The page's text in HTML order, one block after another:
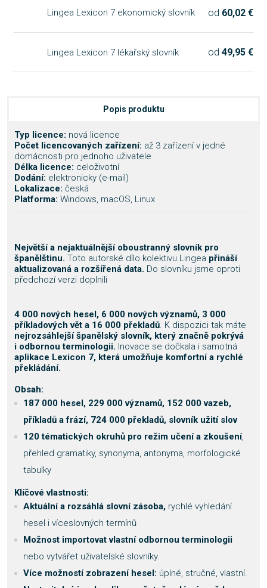
Lingea Lexicon 7 ekonomický slovník od 60,02 €
Lingea Lexicon 7 lékařský slovník od 49,95 €
Popis produktu
Typ licence: nová licence
Počet licencovaných zařízení: až 3 zařízení v jedné
domácnosti pro jednoho uživatele
Délka licence: celoživotní
Dodání: elektronicky (e-mail)
Lokalizace: česká
Platforma: Windows, macOS, Linux
Největší a nejaktuálnější oboustranný slovník pro
španělštinu. Toto autorské dílo kolektivu Lingea přináší
aktualizovaná a rozšířená data. Do slovníku jsme oproti
předchozí verzi doplnili
4 000 nových hesel, 6 000 nových významů, 3 000
příkladových vět a 16 000 překladů. K dispozici tak máte
nejrozsáhlejší španělský slovník, který značně pokrývá
i odbornou terminologii. Inovace se dočkala i samotná
aplikace Lexicon 7, která umožňuje komfortní a rychlé
překládání.
Obsah:
187 000 hesel, 229 000 významů, 152 000 vazeb,
příkladů a frází, 724 000 překladů, slovník užití slov
120 tématických okruhů pro režim učení a zkoušení,
přehled gramatiky, synonyma, antonyma, morfologické
tabulky
Klíčové vlastnosti:
Aktuální a rozsáhlá slovní zásoba, rychlé vyhledání
hesel i víceslovných termínů
Možnost importovat vlastní odbornou terminologii
nebo vytvářet uživatelské slovníky.
Více možností zobrazení hesel: úplné, stručné, vlastní.